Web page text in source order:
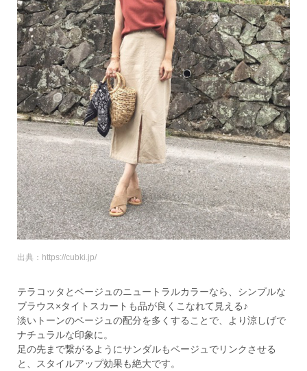
出典：https://cubki.jp/
テラコッタとベージュのニュートラルカラーなら、シンプルな
ブラウス×タイトスカートも品が良くこなれて見える♪
淡いトーンのベージュの配分を多くすることで、より涼しげで
ナチュラルな印象に。
足の先まで繋がるようにサンダルもベージュでリンクさせる
と、スタイルアップ効果も絶大です。